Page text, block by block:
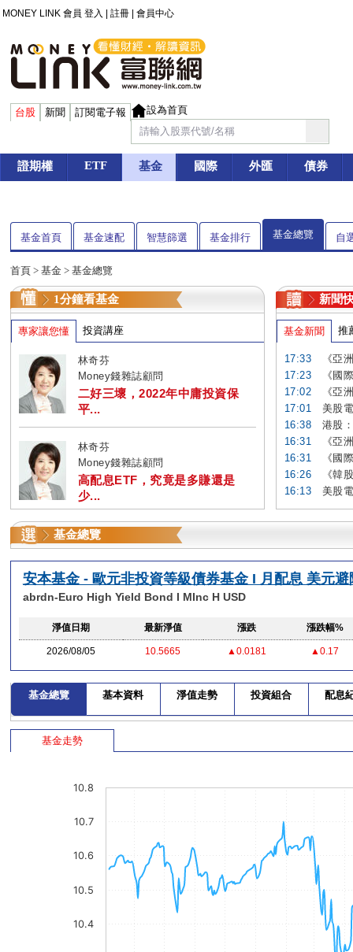
MONEY LINK 會員 登入 註冊 會員中心
台股 新聞 訂閱電子報 設為首頁
證期權 ETF 基金 國際 外匯 債券
基金首頁 基金速配 智慧篩選 基金排行 基金總覽 自
首頁 > 基金 > 基金總覽
1分鐘看基金
專家讓您懂 投資講座
林奇芬
Money錢雜誌顧問
二好三壞，2022年中庸投資保
平...
林奇芬
Money錢雜誌顧問
高配息ETF，究竟是多賺還是
少...
新聞
基金新聞 推
17:33
《亞
17:23
《國
17:02
《亞
17:01
美股
16:38
港股
16:31
《亞
16:31
《國
16:26
《韓
16:13
美股
基金總覽
安本基金 - 歐元非投資等級債券基金 I 月配息 美元避
abrdn-Euro High Yield Bond I MInc H USD
淨值日期 最新淨值 漲跌 漲跌幅%
2026/08/05 10.5665 ▲0.0181 ▲0.17
基金總覽 基本資料 淨值走勢 投資組合 配息
基金走勢
10.4
10.5
10.6
10.7
10.8